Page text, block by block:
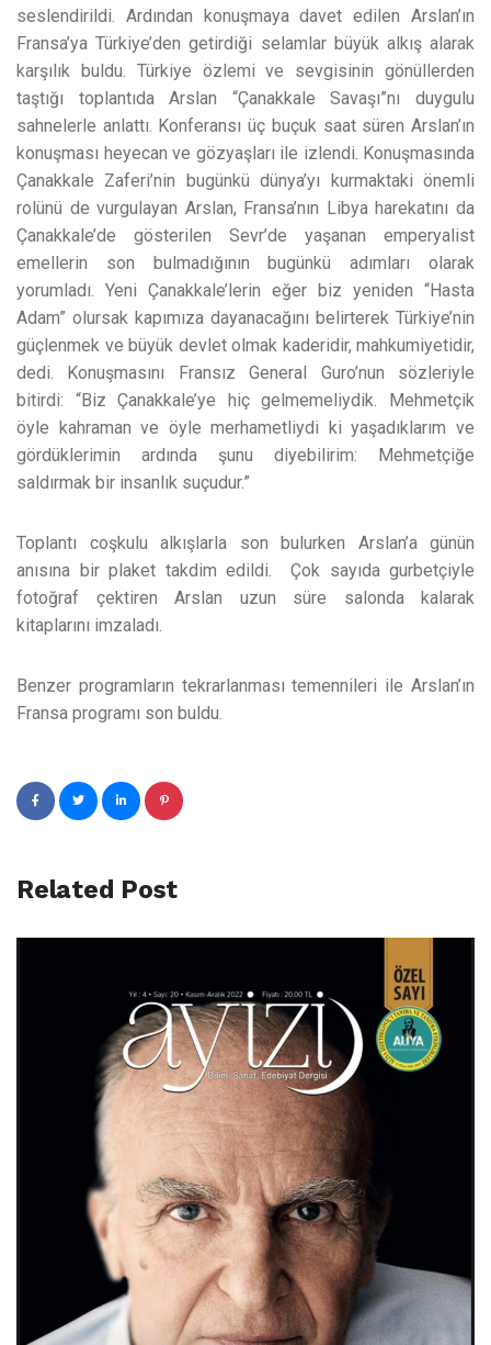
seslendirildi. Ardından konuşmaya davet edilen Arslan’ın
Fransa’ya Türkiye’den getirdiği selamlar büyük alkış alarak
karşılık buldu. Türkiye özlemi ve sevgisinin gönüllerden
taştığı toplantıda Arslan “Çanakkale Savaşı”nı duygulu
sahnelerle anlattı. Konferansı üç buçuk saat süren Arslan’ın
konuşması heyecan ve gözyaşları ile izlendi. Konuşmasında
Çanakkale Zaferi’nin bugünkü dünya’yı kurmaktaki önemli
rolünü de vurgulayan Arslan, Fransa’nın Libya harekatını da
Çanakkale’de gösterilen Sevr’de yaşanan emperyalist
emellerin son bulmadığının bugünkü adımları olarak
yorumladı. Yeni Çanakkale’lerin eğer biz yeniden “Hasta
Adam” olursak kapımıza dayanacağını belirterek Türkiye’nin
güçlenmek ve büyük devlet olmak kaderidir, mahkumiyetidir,
dedi. Konuşmasını Fransız General Guro’nun sözleriyle
bitirdi: “Biz Çanakkale’ye hiç gelmemeliydik. Mehmetçik
öyle kahraman ve öyle merhametliydi ki yaşadıklarım ve
gördüklerimin ardında şunu diyebilirim: Mehmetçiğe
saldırmak bir insanlık suçudur.”
Toplantı coşkulu alkışlarla son bulurken Arslan’a günün
anısına bir plaket takdim edildi. Çok sayıda gurbetçiyle
fotoğraf çektiren Arslan uzun süre salonda kalarak
kitaplarını imzaladı.
Benzer programların tekrarlanması temennileri ile Arslan’ın
Fransa programı son buldu.
Related Post